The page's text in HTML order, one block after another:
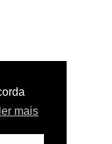
ler mais